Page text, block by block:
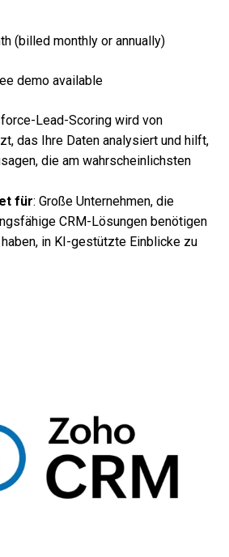
(billed monthly or annually)
demo available
window
Lead-Scoring wird von
das
Ihre Daten analysiert und hilft,
die am wahrscheinlichsten
für: Große Unternehmen, die
CRM-Lösungen benötigen
in KI-gestützte Einblicke zu